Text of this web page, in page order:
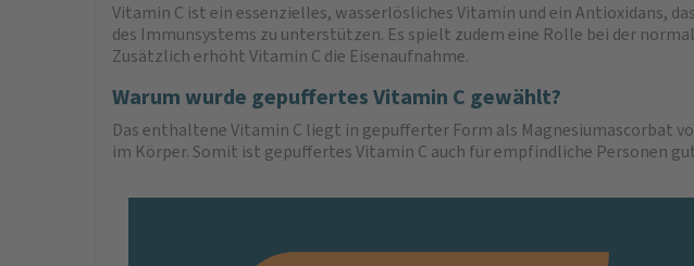
Vitamin C ist ein essenzielles, wasserlösliches Vitamin und ein Antioxidans,
des Immunsystems zu unterstützen. Es spielt zudem eine Rolle bei der
Zusätzlich erhöht Vitamin C die Eisenaufnahme.
Warum wurde gepuffertes Vitamin C gewählt?
Das enthaltene Vitamin C liegt in gepufferter Form als Magnesiumascorbat
im Körper. Somit ist gepuffertes Vitamin C auch für empfindliche Personen